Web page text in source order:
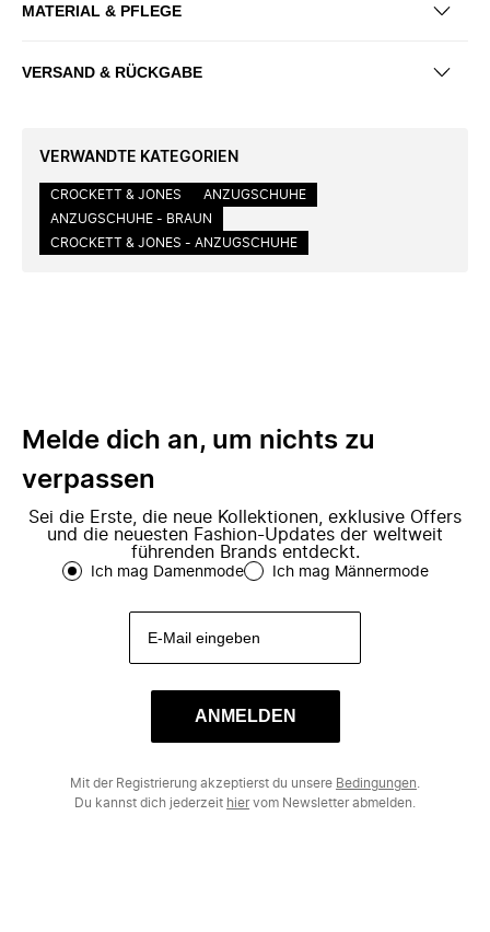
MATERIAL & PFLEGE
VERSAND & RÜCKGABE
VERWANDTE KATEGORIEN
CROCKETT & JONES
ANZUGSCHUHE
ANZUGSCHUHE - BRAUN
CROCKETT & JONES - ANZUGSCHUHE
Melde dich an, um nichts zu
verpassen
Sei die Erste, die neue Kollektionen, exklusive Offers
und die neuesten Fashion-Updates der weltweit
führenden Brands entdeckt.
Ich mag Damenmode Ich mag Männermode
ANMELDEN
Mit der Registrierung akzeptierst du unsere Bedingungen
Du kannst dich jederzeit hiervom Newsletter abmelden.